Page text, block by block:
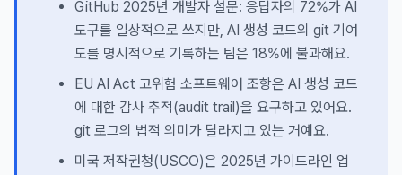
GitHub 2025년 개발자 설문: 응답자의 72%가 AI
도구를 일상적으로 쓰지만, AI 생성 코드의 git 기여
도를 명시적으로 기록하는 팀은 18%에 불과해요.
EU AI Act 고위험 소프트웨어 조항은 AI 생성 코드
에 대한 감사 추적(audit trail)을 요구하고 있어요.
git 로그의 법적 의미가 달라지고 있는 거예요.
미국 저작권청(USCO)은 2025년 가이드라인 업